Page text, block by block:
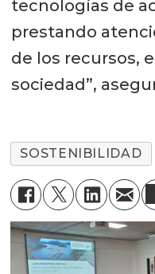
tecnologías de
prestando
de los recursos,
sociedad”,
SOSTENIBILIDAD